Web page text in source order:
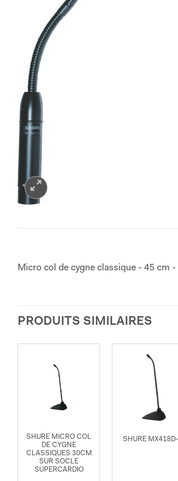
Micro col de cygne classique - 45 cm
PRODUITS SIMILAIRES
SHURE MICRO COL
DE CYGNE
CLASSIQUES 30CM
SUR SOCLE
SUPERCARDIO
SHURE